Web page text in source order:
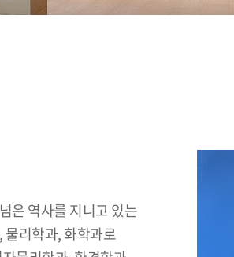
은 역사를 지니고 있는
물리학과, 화학과로